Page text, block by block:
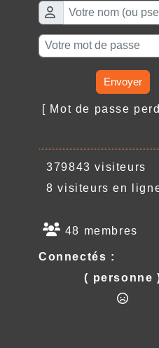
Envoyer
[ Mot de passe
379843 visiteurs
8 visiteurs en
48 membres
Connectés :
( personne